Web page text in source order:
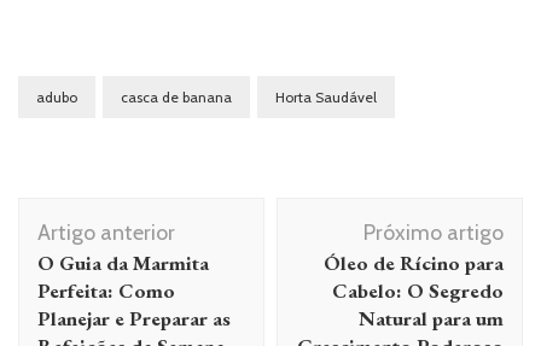
adubo casca de banana Horta Saudável
Navegação
de
post
Artigo anterior
O Guia da Marmita
Perfeita: Como
Planejar e Preparar as
Próximo artigo
Óleo de Rícino para
Cabelo: O Segredo
Natural para um